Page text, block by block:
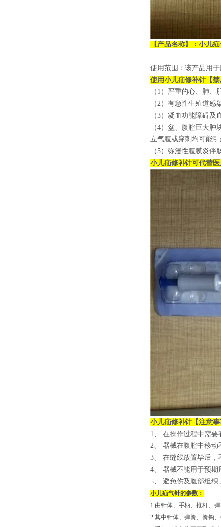
【产品名称】： 小儿
使用范围：该产品用
使用小儿疝修补针 【
（1）严重的心、肺、
（2）有急性生殖道感
（3）凝血功能障碍及
（4）盆、腹腔巨大
立气腹或穿刺均可能
（5）弥漫性腹膜炎
小儿疝修补针可代替
小儿疝修补针 【注意
1、 在操作过程中需要
2、 器械在腹腔中移动
3、 在缝线放置毕后，
4、 器械不能用于预期
5、 避免伤及腹部组织
小儿疝气针的参数：
1.由针体、手柄、推杆、
2.其中针体、弹簧、簧钩